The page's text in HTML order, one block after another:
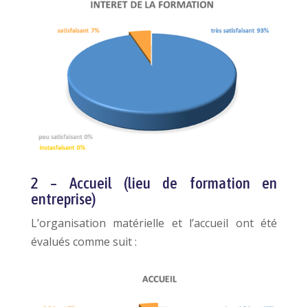
2 – Accueil (lieu de formation en
entreprise)
L’organisation matérielle et l’accueil ont été
évalués comme suit :